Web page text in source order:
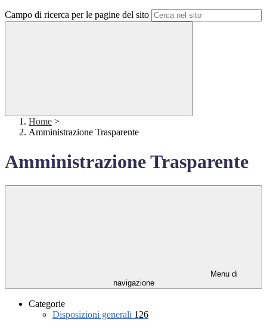
Campo di ricerca per le pagine del sito
Home >
Amministrazione Trasparente
Amministrazione Trasparente
Menu di
navigazione
Categorie
Disposizioni generali 126